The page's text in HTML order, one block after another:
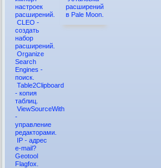
настроек
расширений.
CLEO -
создать
набор
расширений.
Organize
Search
Engines -
поиск.
Table2Clipboard
- копия
таблиц.
ViewSourceWith
-
управление
редакторами.
IP - адрес
e-mail?
Geotool
Flagfox.
расширений
в Pale Moon.